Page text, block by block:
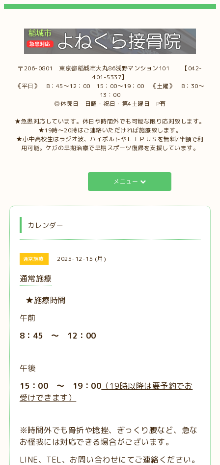
〒206-0801 東京都稲城市大丸86浅野マンション101 【042-
401-5337】
《平日》 8：45～12：00 15：00～19：00 《土曜》 8：30～
13：00
◎休院日 日曜・祝日・第4土曜日 P有
★急患対応しています。休日や時間外でも可能な限り応対致します。
★19時～20時はご連絡いただければ施療致します。
★小中高校生はラジオ波、ハイボルトやＬＩＰＵＳを無料/半額で利
用可能。ケガの早期治療で早期スポーツ復帰を支援しています。
メニュー
カレンダー
通常施療 2025-12-15 (月)
通常施療
★施療時間
午前
8：45 ～ 12：00
午後
15：00 ～ 19：00 （19時以降は要予約でお
受けできます）
※時間外でも骨折や捻挫、ぎっくり腰など、急な
お怪我には対応できる場合がございます。
LINE、TEL、お問い合わせにてご連絡ください。